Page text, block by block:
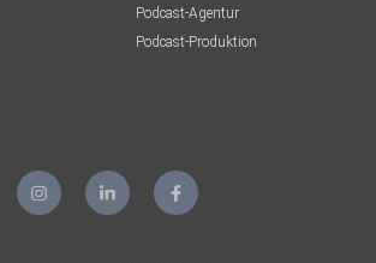
Podcast-Agentur
Podcast-Produktion